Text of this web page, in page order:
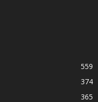
559
374
365